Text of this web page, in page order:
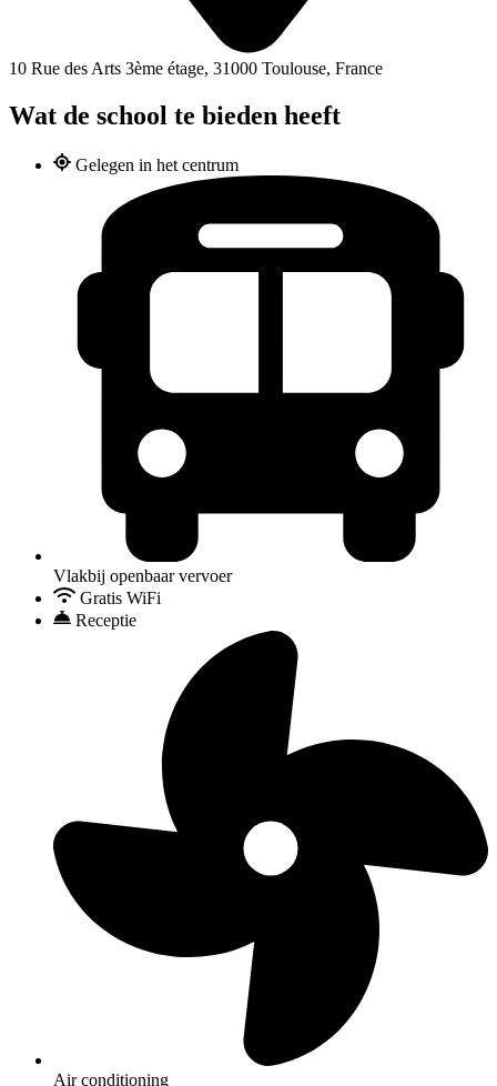
10 Rue des Arts 3ème étage, 31000 Toulouse, France
Wat de school te bieden heeft
Gelegen in het centrum
Vlakbij openbaar vervoer
Gratis WiFi
Receptie
Air conditioning